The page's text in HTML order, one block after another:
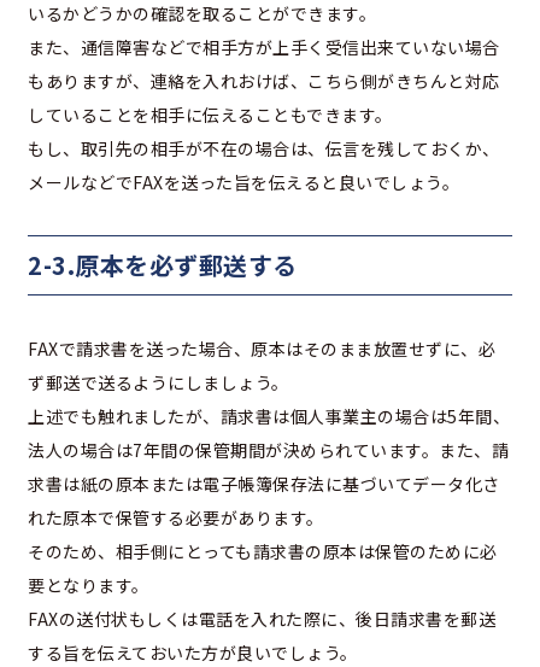
いるかどうかの確認を取ることができます。
また、通信障害などで相手方が上手く受信出来ていない場合
もありますが、連絡を入れおけば、こちら側がきちんと対応
していることを相手に伝えることもできます。
もし、取引先の相手が不在の場合は、伝言を残しておくか、
メールなどでFAXを送った旨を伝えると良いでしょう。
2-3.原本を必ず郵送する
FAXで請求書を送った場合、原本はそのまま放置せずに、必
ず郵送で送るようにしましょう。
上述でも触れましたが、請求書は個人事業主の場合は5年間、
法人の場合は7年間の保管期間が決められています。また、請
求書は紙の原本または電子帳簿保存法に基づいてデータ化さ
れた原本で保管する必要があります。
そのため、相手側にとっても請求書の原本は保管のために必
要となります。
FAXの送付状もしくは電話を入れた際に、後日請求書を郵送
する旨を伝えておいた方が良いでしょう。